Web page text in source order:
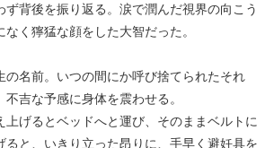
背後を振り返る。涙で潤んだ視界の向こう
く獰猛な顔をした大智だった。
名前。いつの間にか呼び捨てられたそれ
吉な予感に身体を震わせる。
げるとベッドへと運び、そのままベルトに
ると、いきり立った昂りに、手早く避妊具を